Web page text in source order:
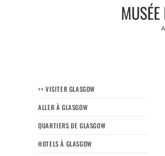
>> VISITER GLASGOW
ALLER À GLASGOW
QUARTIERS DE GLASGOW
HOTELS À GLASGOW